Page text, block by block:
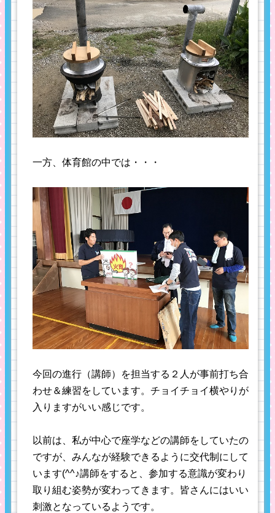
一方、体育館の中では・・・
今回の進行（講師）を担当する２人が事前打ち合
わせ＆練習をしています。チョイチョイ横やりが
入りますがいい感じです。
以前は、私が中心で座学などの講師をしていたの
ですが、みんなが経験できるように交代制にして
います(^^♪講師をすると、参加する意識が変わり
取り組む姿勢が変わってきます。皆さんにはいい
刺激となっているようです。